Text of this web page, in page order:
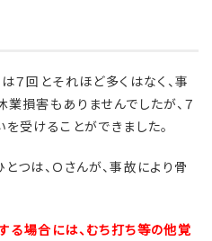
７回とそれほど多くはなく、事
損害もありませんでしたが、７
受けることができました。
つは、Ｏさんが、事故により骨
場合には、むち打ち等の他覚